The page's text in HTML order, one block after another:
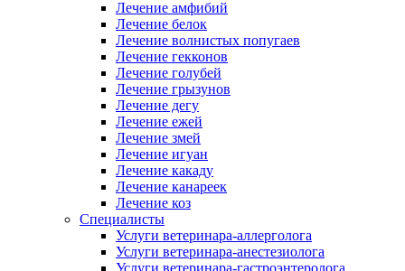
Лечение амфибий
Лечение белок
Лечение волнистых попугаев
Лечение гекконов
Лечение голубей
Лечение грызунов
Лечение дегу
Лечение ежей
Лечение змей
Лечение игуан
Лечение какаду
Лечение канареек
Лечение коз
Специалисты
Услуги ветеринара-аллерголога
Услуги ветеринара-анестезиолога